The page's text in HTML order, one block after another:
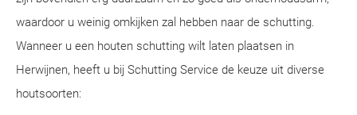
waardoor u weinig omkijken zal hebben naar de schutting.
Wanneer u een houten schutting wilt laten plaatsen in
Herwijnen, heeft u bij Schutting Service de keuze uit diverse
houtsoorten: